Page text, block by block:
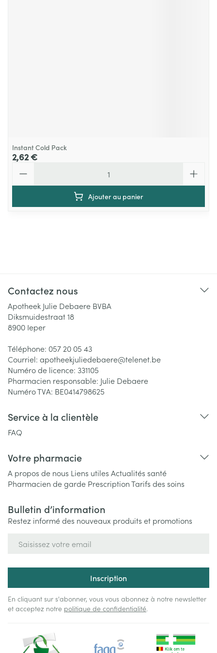
Instant Cold Pack
2,62 €
Ajouter au panier
Contactez nous
Apotheek Julie Debaere BVBA
Diksmuidestraat 18
8900 Ieper
Téléphone: 057 20 05 43
Courriel: apotheekjuliedebaere@telenet.be
Numéro de licence: 331105
Pharmacien responsable: Julie Debaere
Numéro TVA: BE0414798625
Service à la clientèle
FAQ
Votre pharmacie
A propos de nous Liens utiles Actualités santé
Pharmacien de garde PrescriptionTarifs des soins
Bulletin d’information
Restez informé des nouveaux produits et promotions
Inscription
En cliquant sur s'abonner, vous vous abonnez à notre newsletter
et acceptez notre politique de confidentialité.